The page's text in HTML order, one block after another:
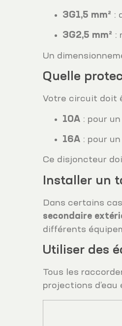
3G1,5 mm² :
3G2,5 mm² :
Un
Quelle
Votre circuit doit
10A : pour
16A : pour
Ce disjoncteur
Installer un
Dans certains
secondaire
différents
Utiliser des
Tous les
projections